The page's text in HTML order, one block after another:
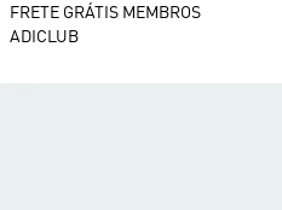
FRETE GRÁTIS MEMBROS
ADICLUB